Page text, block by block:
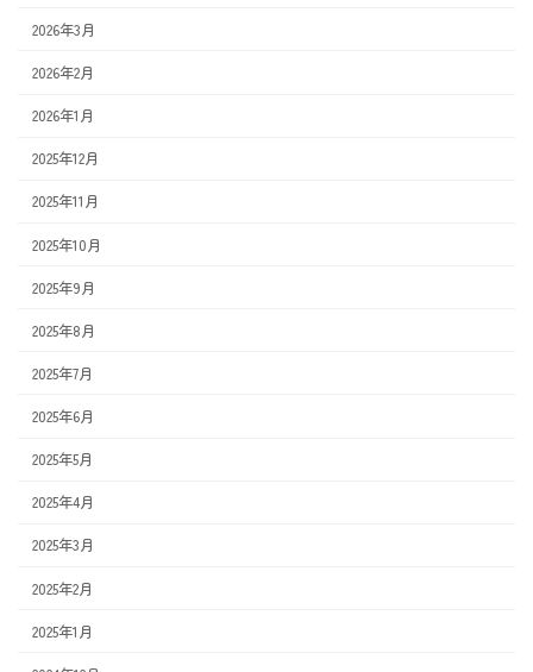
2026年3月
2026年2月
2026年1月
2025年12月
2025年11月
2025年10月
2025年9月
2025年8月
2025年7月
2025年6月
2025年5月
2025年4月
2025年3月
2025年2月
2025年1月